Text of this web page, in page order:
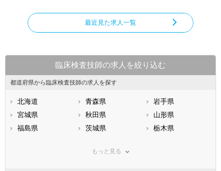
最近見た求人一覧
臨床検査技師の求人を絞り込む
都道府県から臨床検査技師の求人を探す
北海道 青森県
岩手県
宮城県
秋田県
山形県
福島県
茨城県
栃木県
神奈川県
もっと見る